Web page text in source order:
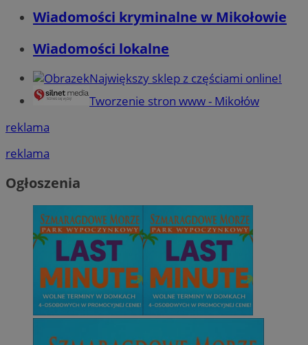
Wiadomości kryminalne w Mikołowie
Wiadomości lokalne
Największy sklep z częściami online!
Tworzenie stron www - Mikołów
reklama
reklama
Ogłoszenia